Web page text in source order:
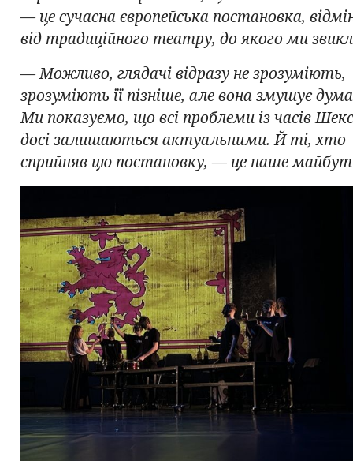
— це сучасна європейська постановка,
від традиційного театру, до якого ми
— Можливо, глядачі відразу не зрозуміють,
зрозуміють її пізніше, але вона змушує
Ми показуємо, що всі проблеми із часів
досі залишаються актуальними. Й ті, хто
сприйняв цю постановку, — це наше